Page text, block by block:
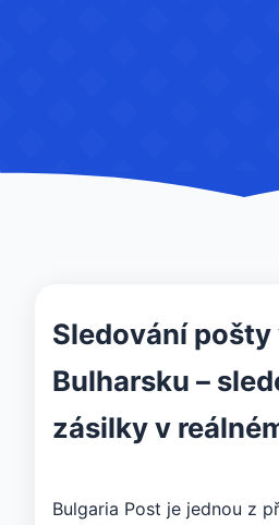
Sledování pošty
Bulharsku –
zásilky v
Bulgaria Post je jednou z